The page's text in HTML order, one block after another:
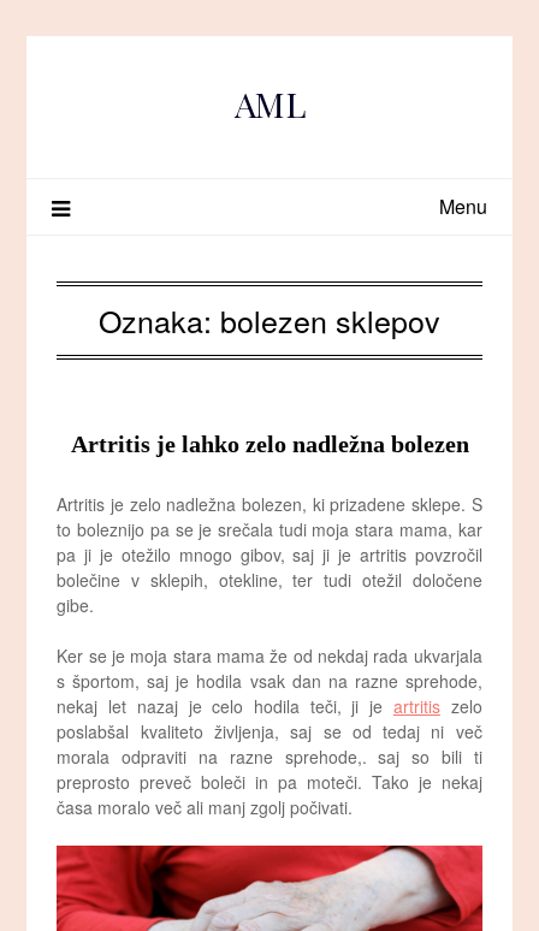
AML
Menu
Oznaka: bolezen sklepov
Artritis je lahko zelo nadležna bolezen
Artritis je zelo nadležna bolezen, ki prizadene sklepe. S
to boleznijo pa se je srečala tudi moja stara mama, kar
pa ji je otežilo mnogo gibov, saj ji je artritis povzročil
bolečine v sklepih, otekline, ter tudi otežil določene
gibe.
Ker se je moja stara mama že od nekdaj rada ukvarjala
s športom, saj je hodila vsak dan na razne sprehode,
nekaj let nazaj je celo hodila teči, ji je artritiszelo
poslabšal kvaliteto življenja, saj se od tedaj ni več
morala odpraviti na razne sprehode,. saj so bili ti
preprosto preveč boleči in pa moteči. Tako je nekaj
časa moralo več ali manj zgolj počivati.